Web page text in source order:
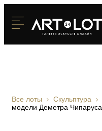
Все лоты Скульптура
модели Деметра Чипаруса